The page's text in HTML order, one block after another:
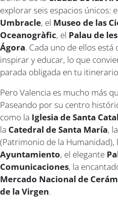
explorar seis espacios únicos:
Umbracle, el Museo de las
Oceanogràfic, el Palau de
Ágora. Cada uno de ellos
inspirar y educar, lo que
parada obligada en tu
Pero Valencia es mucho más
Paseando por su centro
como la Iglesia de Santa
la Catedral de Santa María, la
(Patrimonio de la Humanidad),
Ayuntamiento, el elegante
Comunicaciones, la
Mercado Nacional de
de la Virgen.